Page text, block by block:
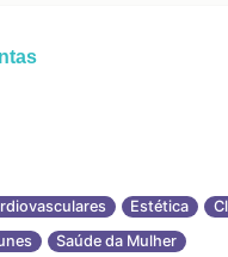
Estética
Saúde da Mulher